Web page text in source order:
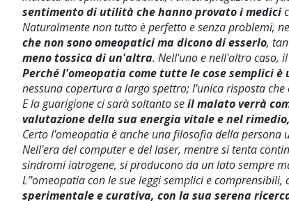
sentimento di utilità che hanno provato i medici
Naturalmente non tutto è perfetto e senza problemi,
che non sono omeopatici ma dicono di esserlo,
meno tossica di un'altra. Nell'uno e nell'altro caso,
Perché l'omeopatia come tutte le cose semplici è
nessuna copertura a largo spettro; l'unica risposta
E la guarigione ci sarà soltanto seil malato verrà
valutazione della sua energia vitale e nel
Certo l'omeopatia è anche una filosofia della persona
Nell'era del computer e del laser, mentre si tenta
sindromi iatrogene, si producono da un lato sempre
L’'omeopatia con le sue leggi semplici e comprensibili,
sperimentale e curativa, con la sua serena